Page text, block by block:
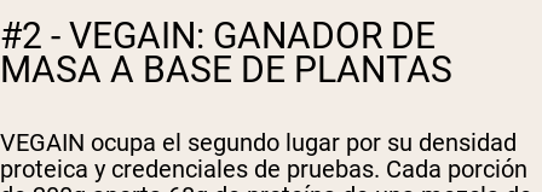
#2 - VEGAIN: GANADOR DE
MASA A BASE DE PLANTAS
VEGAIN ocupa el segundo lugar por su densidad
proteica y credenciales de pruebas. Cada porción